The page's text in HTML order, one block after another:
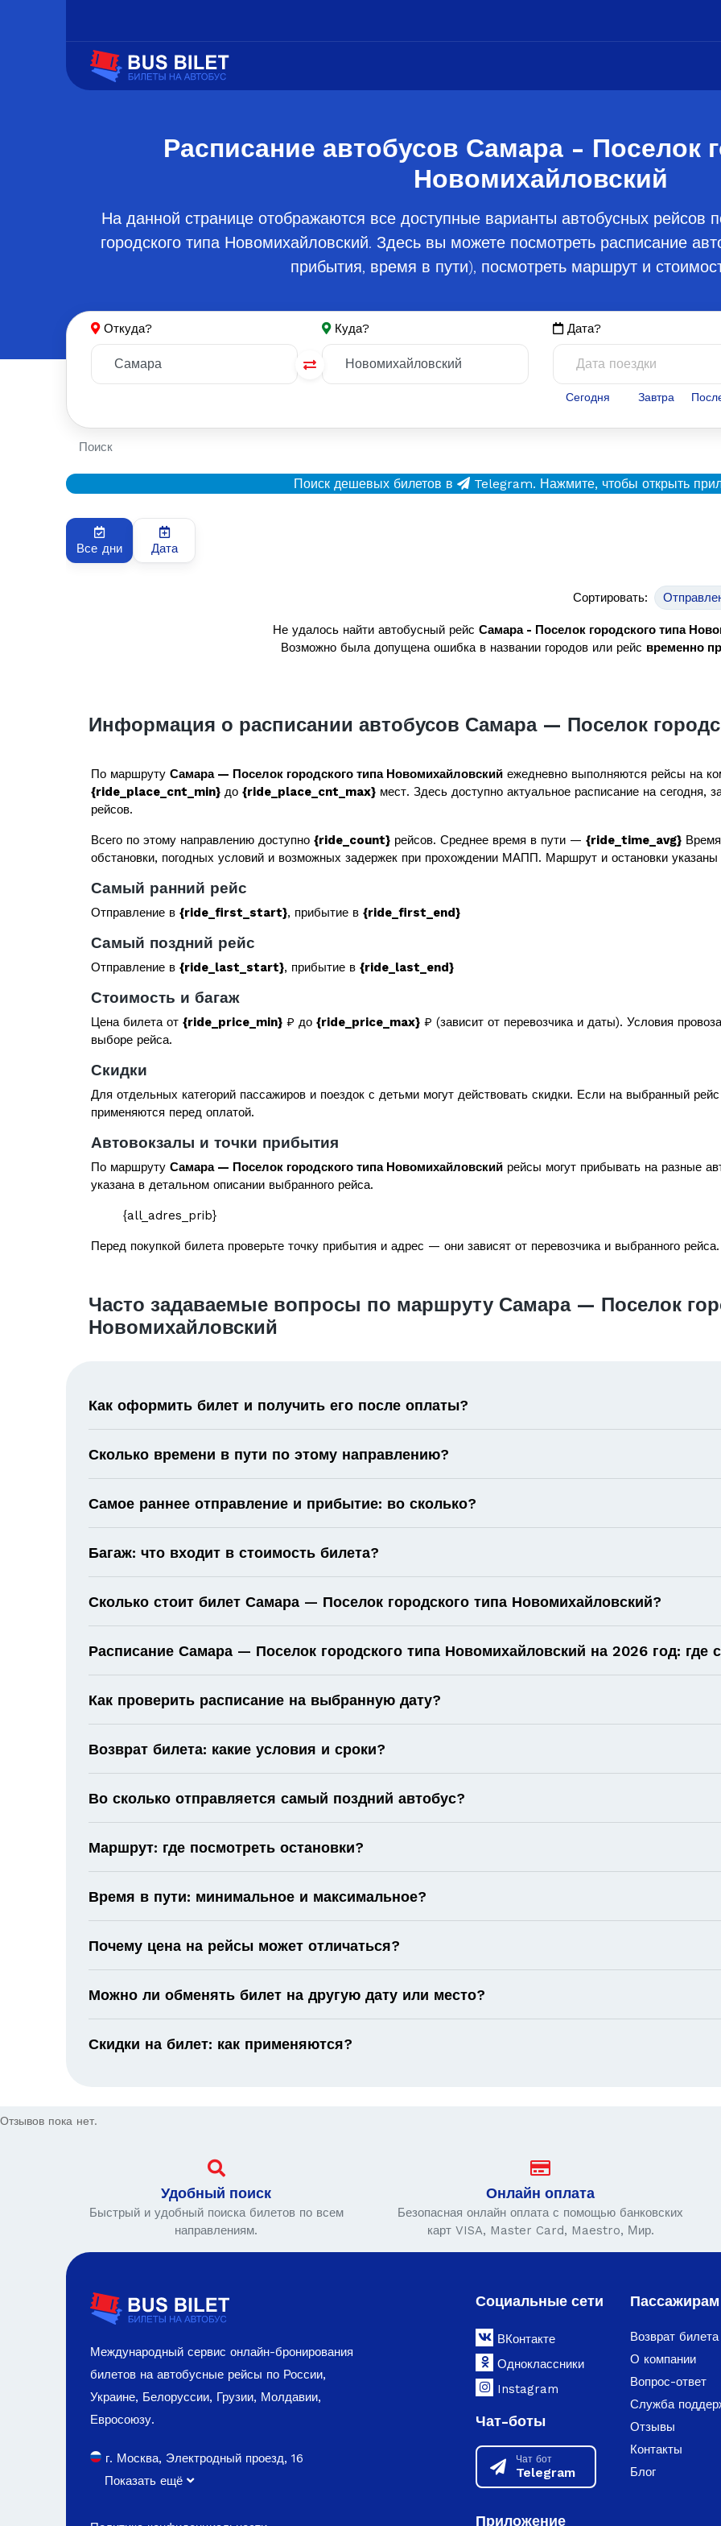
Расписание автобусов Самара - Поселок
Новомихайловский
На данной странице отображаются все доступные варианты автобусных
городского типа Новомихайловский. Здесь вы можете посмотреть расписание
прибытия, время в пути), посмотреть маршрут и
Откуда? Куда? Дата?
Сегодня Завтра
Поиск
Поиск дешевых билетов в Telegram. Нажмите, чтобы открыть
Все дни Дата
Сортировать:
Не удалось найти автобусный рейс Самара - Поселок городского типа
Возможно была допущена ошибка в названии городов или рейс временно
Информация о расписании автобусов Самара — Поселок
По маршруту Самара — Поселок городского типа Новомихайловский ежедневно выполняются рейсы на
{ride_place_cnt_min} до {ride_place_cnt_max} мест. Здесь доступно актуальное расписание на сегодня,
рейсов.
Всего по этому направлению доступно {ride_count} рейсов. Среднее время в пути — {ride_time_avg}
обстановки, погодных условий и возможных задержек при прохождении МАПП. Маршрут и остановки указаны
Самый ранний рейс
Отправление в {ride_first_start}, прибытие в {ride_first_end}
Самый поздний рейс
Отправление в {ride_last_start}, прибытие в {ride_last_end}
Стоимость и багаж
Цена билета от {ride_price_min} ₽ до {ride_price_max} ₽ (зависит от перевозчика и даты). Условия
выборе рейса.
Скидки
Для отдельных категорий пассажиров и поездок с детьми могут действовать скидки. Если на выбранный
применяются перед оплатой.
Автовокзалы и точки прибытия
По маршруту Самара — Поселок городского типа Новомихайловский рейсы могут прибывать на разные
указана в детальном описании выбранного рейса.
{all_adres_prib}
Перед покупкой билета проверьте точку прибытия и адрес — они зависят от перевозчика и выбранного рейса.
Часто задаваемые вопросы по маршруту Самара — Поселок
Новомихайловский
Как оформить билет и получить его после оплаты?
Сколько времени в пути по этому направлению?
Самое раннее отправление и прибытие: во сколько?
Багаж: что входит в стоимость билета?
Сколько стоит билет Самара — Поселок городского типа Новомихайловский?
Расписание Самара — Поселок городского типа Новомихайловский на 2026 год: где
Как проверить расписание на выбранную дату?
Возврат билета: какие условия и сроки?
Во сколько отправляется самый поздний автобус?
Маршрут: где посмотреть остановки?
Время в пути: минимальное и максимальное?
Почему цена на рейсы может отличаться?
Можно ли обменять билет на другую дату или место?
Скидки на билет: как применяются?
Отзывов пока нет.
Удобный поиск
Быстрый и удобный поиска билетов по всем
направлениям.
Онлайн оплата
Безопасная онлайн оплата с помощью банковских
карт VISA, Master Card, Maestro, Мир.
Международный сервис онлайн-бронирования
билетов на автобусные рейсы по России,
Украине, Белоруссии, Грузии, Молдавии,
Евросоюзу.
г. Москва, Электродный проезд, 16
Показать ещё
Социальные сети
ВКонтакте
Одноклассники
Instagram
Чат-боты
Чат бот
Telegram
Приложение
Пассажирам
Возврат билета
О компании
Вопрос-ответ
Служба
Отзывы
Контакты
Блог